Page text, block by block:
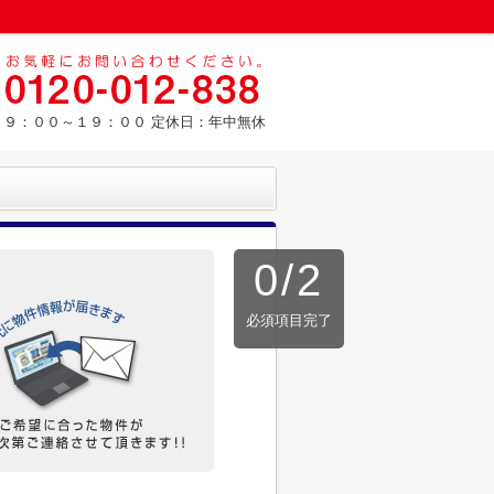
：００～１９：００ 定休日：年中無休
0/2
必須項目完了